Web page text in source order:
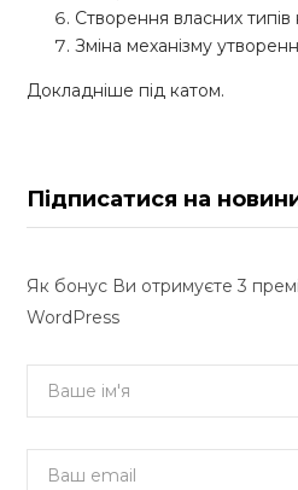
Створення власних типів
Зміна механізму
Докладніше під катом.
Підписатися на
Як бонус Ви отримуєте 3
WordPress